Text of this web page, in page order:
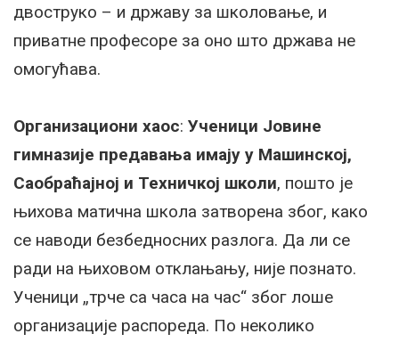
двоструко – и државу за школовање, и
приватне професоре за оно што држава не
омогућава.
Организациони хаос: Ученици Јовине
гимназије предавања имају у Машинској,
Саобраћајној и Техничкој школи, пошто је
њихова матична школа затворена због, како
се наводи безбедносних разлога. Да ли се
ради на њиховом отклањању, није познато.
Ученици „трче са часа на час“ због лоше
организације распореда. По неколико